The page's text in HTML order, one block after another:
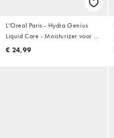
L'Oreal Paris - Hydra Genius
Liquid Care - Moisturizer voor de
gecombineerde huid 70 ml
€ 24,99